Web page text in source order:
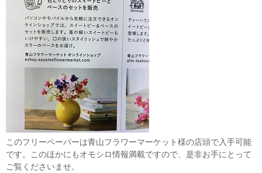
このフリーペーパーは青山フラワーマーケット様の店頭で入手可能
です。このほかにもオモシロ情報満載ですので、是非お手にとって
ご覧くださいませ。